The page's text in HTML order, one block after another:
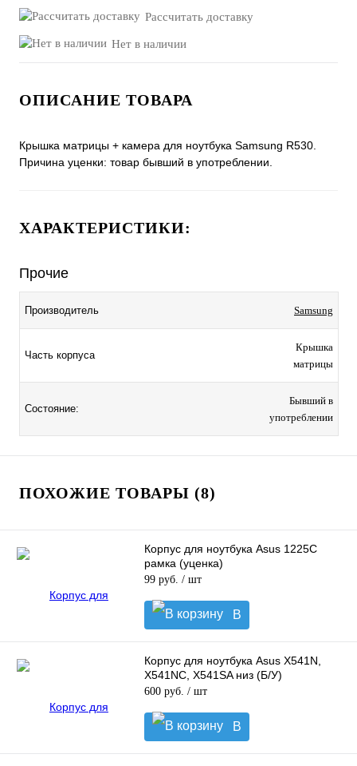
Рассчитать доставку
Нет в наличии
ОПИСАНИЕ ТОВАРА
Крышка матрицы + камера для ноутбука Samsung R530.
Причина уценки: товар бывший в употреблении.
ХАРАКТЕРИСТИКИ:
Прочие
Производитель Samsung
Часть корпуса
Крышка
матрицы
Состояние:
Бывший в
употреблении
ПОХОЖИЕ ТОВАРЫ (8)
Корпус для ноутбука Asus 1225C
рамка (уценка)
99 руб. / шт
В
корзину
Корпус для ноутбука Asus X541N,
X541NC, X541SA низ (Б/У)
600 руб. / шт
В
корзину